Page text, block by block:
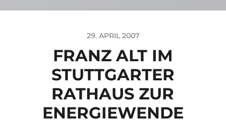
29. APRIL 2007
FRANZ ALT IM
STUTTGARTER
RATHAUS ZUR
ENERGIEWENDE